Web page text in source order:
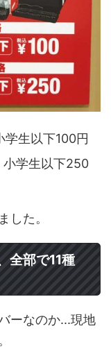
学生以下100円
小学生以下250
した。
全部で11種
ーなのか...現地